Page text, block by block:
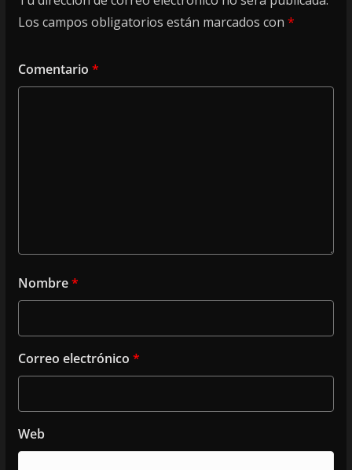
Los campos obligatorios están marcados con *
Comentario *
Nombre*
Correo electrónico *
Web